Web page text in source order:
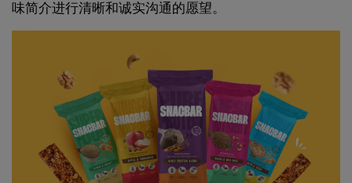
味简介进行清晰和诚实沟通的愿望。